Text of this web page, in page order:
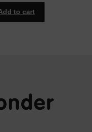
to cart